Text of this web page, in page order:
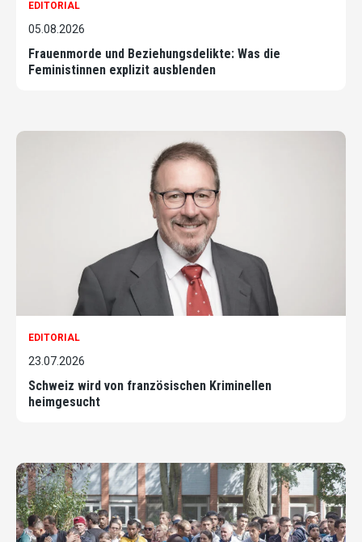
EDITORIAL
05.08.2026
Frauenmorde und Beziehungsdelikte: Was die
Feministinnen explizit ausblenden
EDITORIAL
23.07.2026
Schweiz wird von französischen Kriminellen
heimgesucht